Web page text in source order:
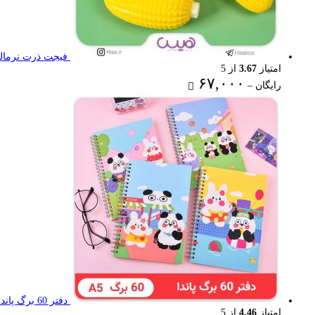
فیجت ذرت
امتیاز 3.67 از 5
رایگان – ۶۷,۰۰۰
رایگان
through
۶۷,۰۰۰ تومان
دفتر 60 برگ پاندا
امتیاز 4.46 از 5